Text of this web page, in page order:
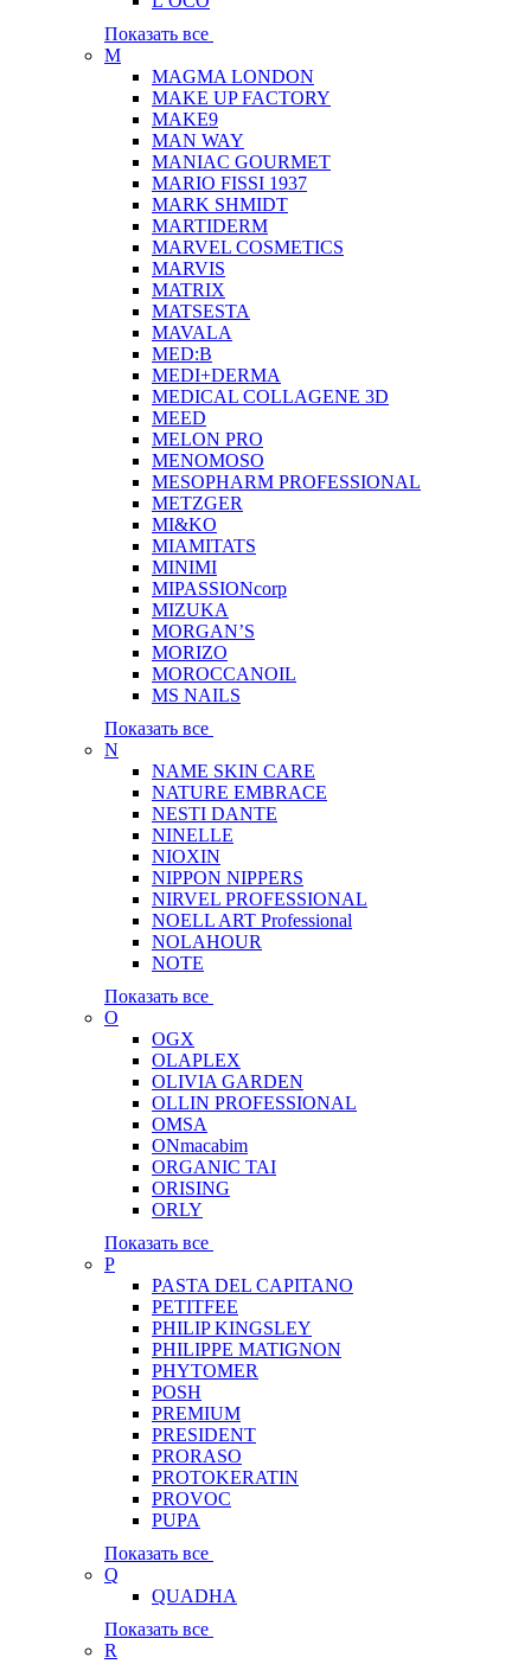
Показать все
M
MAGMA LONDON
MAKE UP FACTORY
MAKE9
MAN WAY
MANIAC GOURMET
MARIO FISSI 1937
MARK SHMIDT
MARTIDERM
MARVEL COSMETICS
MARVIS
MATRIX
MATSESTA
MAVALA
MED:B
MEDI+DERMA
MEDICAL COLLAGENE 3D
MEED
MELON PRO
MENOMOSO
MESOPHARM PROFESSIONAL
METZGER
MI&KO
MIAMITATS
MINIMI
MIPASSIONcorp
MIZUKA
MORGAN’S
MORIZO
MOROCCANOIL
MS NAILS
Показать все
N
NAME SKIN CARE
NATURE EMBRACE
NESTI DANTE
NINELLE
NIOXIN
NIPPON NIPPERS
NIRVEL PROFESSIONAL
NOELL ART Professional
NOLAHOUR
NOTE
Показать все
O
OGX
OLAPLEX
OLIVIA GARDEN
OLLIN PROFESSIONAL
OMSA
ONmacabim
ORGANIC TAI
ORISING
ORLY
Показать все
P
PASTA DEL CAPITANO
PETITFEE
PHILIP KINGSLEY
PHILIPPE MATIGNON
PHYTOMER
POSH
PREMIUM
PRESIDENT
PRORASO
PROTOKERATIN
PROVOC
PUPA
Показать все
Q
QUADHA
Показать все
R